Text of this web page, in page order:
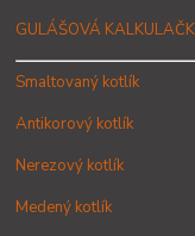
GULÁŠOVÁ
Smaltovaný kotlík
Antikorový kotlík
Nerezový kotlík
Medený kotlík